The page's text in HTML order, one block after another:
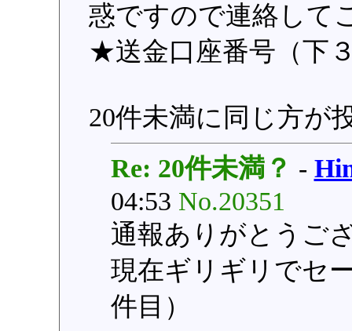
惑ですので連絡して
★送金口座番号（下
20件未満に同じ方が
Re: 20件未満？ -
04:53 No.20351
通報ありがとうご
現在ギリギリでセ
件目）